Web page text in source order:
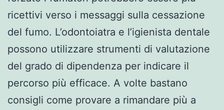
ricettivi verso i messaggi sulla cessazione
del fumo. L’odontoiatra e l’igienista dentale
possono utilizzare strumenti di valutazione
del grado di dipendenza per indicare il
percorso più efficace. A volte bastano
consigli come provare a rimandare più a